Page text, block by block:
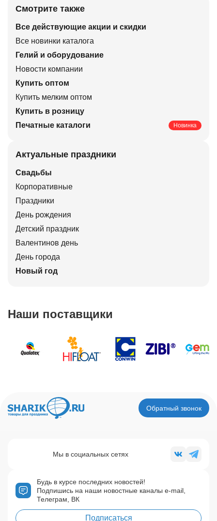
Смотрите также
Все действующие акции и скидки
Все новинки каталога
Гелий и оборудование
Новости компании
Купить оптом
Купить мелким оптом
Купить в розницу
Печатные каталоги
Новинка
Актуальные праздники
Свадьбы
Корпоративные
Праздники
День рождения
Детский праздник
Валентинов день
День города
Новый год
Наши поставщики
Обратный звонок
Будь в курсе последних новостей!
Подпишись на наши новостные каналы e-mail,
Телеграм, ВК
Подписаться
Мы в социальных сетях